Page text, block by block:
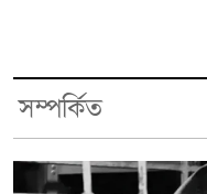
সম্পর্কিত